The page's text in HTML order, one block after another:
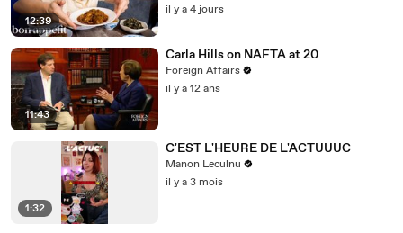
12:39
il y a 4 jours
11:43
Carla Hills on NAFTA at 20
Foreign Affairs
il y a 12 ans
1:32
C'EST L'HEURE DE L'ACTUUUC
Manon Leculnu
il y a 3 mois